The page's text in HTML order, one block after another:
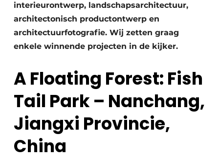
interieurontwerp, landschapsarchitectuur,
architectonisch productontwerp en
architectuurfotografie. Wij zetten graag
enkele winnende projecten in de kijker.
A Floating Forest: Fish
Tail Park – Nanchang,
Jiangxi Provincie,
China